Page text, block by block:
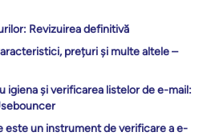
Revizuirea definitivă
prețuri și multe altele –
igiena și verificarea listelor de e-mail:
este un instrument de verificare a e-